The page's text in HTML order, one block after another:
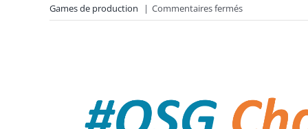
Games de production
| Commentaires ferméssur
#OSC
Investment
Profiles